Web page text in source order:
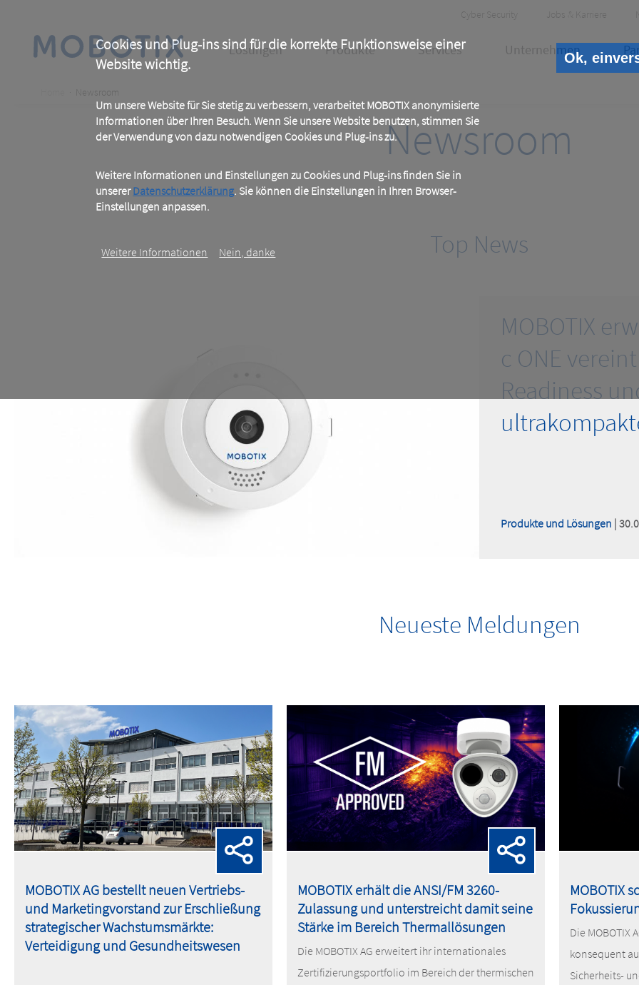
Cookies und Plug-ins sind für die korrekte Funktionsweise einer
Website wichtig.
Um unsere Website für Sie stetig zu verbessern, verarbeitet MOBOTIX anonymisierte
Informationen über Ihren Besuch. Wenn Sie unsere Website benutzen, stimmen Sie
der Verwendung von dazu notwendigen Cookies und Plug-ins zu.
Weitere Informationen und Einstellungen zu Cookies und Plug-ins finden Sie in
unsererDatenschutzerklärung. Sie können die Einstellungen in Ihren Browser-
Einstellungen anpassen.
Weitere Informationen Nein, danke
Ok,
content
Header
Meta
Cyber Security Jobs & Karriere
Main
Lösungen Produkte Services Unternehmen
Breadcrumb
Newsroom
Newsroom
Top News
MOBOTIX
c ONE
Readiness
Produkte und Lösungen |
Neueste Meldungen
MOBOTIX AG bestellt neuen Vertriebs-
und Marketingvorstand zur Erschließung
strategischer Wachstumsmärkte:
Verteidigung und Gesundheitswesen
MOBOTIX erhält die ANSI/FM 3260-
Zulassung und unterstreicht damit seine
Stärke im Bereich Thermallösungen
Die MOBOTIX AG erweitert ihr internationales
Zertifizierungsportfolio im Bereich der thermischen
MOBOTIX
Die
konsequent
Sicherheits-